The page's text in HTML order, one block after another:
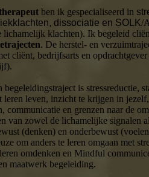
ben ik gespecialiseerd in
dissociatie en SOLK/
lichamelijk klachten). Ik begeleid
. De herstel- en
cliënt, bedrijfsarts en
begeleidingstraject is stressreductie,
leren leven, inzicht te krijgen in
communicatie en grenzen naar de
van zowel de lichamelijke signalen
(denken) en onderbewust
om anders te leren omgaan met
omdenken en Mindful
maatwerk begeleiding.